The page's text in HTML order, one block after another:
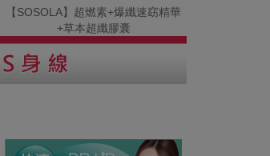
【SOSOLA】超燃素+爆纖速窈精華
+草本超纖膠囊